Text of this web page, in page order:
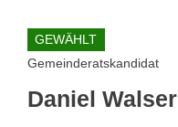
GEWÄHLT
Gemeinderatskandidat
Daniel Walser